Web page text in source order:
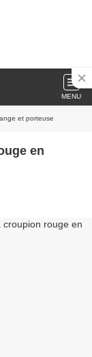
MENU
et porteuse
en